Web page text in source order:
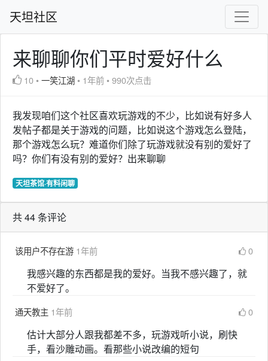
天坦社区
来聊聊你们平时爱好什么
10 •一笑江湖 • 1年前 •990次点击
我发现咱们这个社区喜欢玩游戏的不少，比如说有好多人
发帖子都是关于游戏的问题，比如说这个游戏怎么登陆，
那个游戏怎么玩？难道你们除了玩游戏就没有别的爱好了
吗？你们有没有别的爱好？出来聊聊
天坦茶馆·有料闲聊
共 44 条评论
该用户不存在游 1年前 0
我感兴趣的东西都是我的爱好。当我不感兴趣了，就
不爱好了。
通天教主 1年前 0
估计大部分人跟我都差不多，玩游戏听小说，刷快
手，看沙雕动画。看那些小说改编的短句